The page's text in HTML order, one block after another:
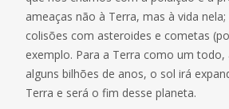
ameaças não à Terra, mas à vida
colisões com asteroides e cometas
exemplo. Para a Terra como um
alguns bilhões de anos, o sol irá
Terra e será o fim desse planeta.